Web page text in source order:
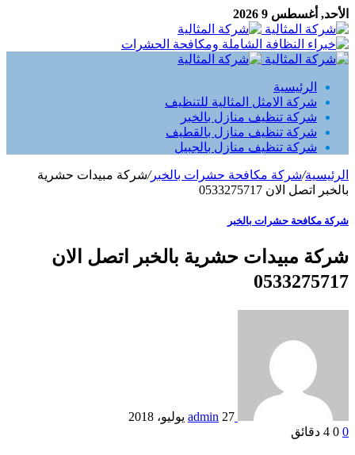
الأحد, أغسطس 9 2026
الرئيسية
شركة الامثل المثالية للتنظيف
شركة تنظيف منازل بالخبر
شركة تنظيف منازل بالقطيف
شركة تنظيف منازل بالجبيل
الرئيسية/شركة مكافحة حشرات بالخبر/شركة مبيدات حشرية
بالخبر اتصل الان 0533275717
شركة مكافحة حشرات بالخبر
شركة مبيدات حشرية بالخبر اتصل الان
0533275717
admin 27 يوليو، 2018
0
4 دقائق